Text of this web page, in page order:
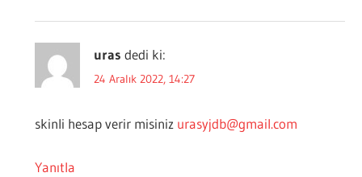
uras dedi ki:
24 Aralık 2022, 14:27
skinli hesap verir misiniz urasyjdb@gmail.com
Yanıtla